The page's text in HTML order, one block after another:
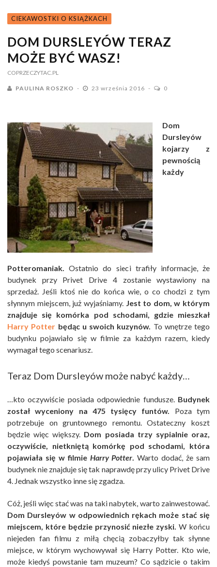
CIEKAWOSTKI O KSIĄŻKACH
DOM DURSLEYÓW TERAZ
MOŻE BYĆ WASZ!
COPRZECZYTAC.PL
PAULINA ROSZKO 23 września 2016 0
Dom
Dursleyów
kojarzy z
pewnością
każdy
Potteromaniak. Ostatnio do sieci trafiły informacje, że
budynek przy Privet Drive 4 zostanie wystawiony na
sprzedaż. Jeśli ktoś nie do końca wie, o co chodzi z tym
słynnym miejscem, już wyjaśniamy. Jest to dom, w którym
znajduje się komórka pod schodami, gdzie mieszkał
Harry Potter będąc u swoich kuzynów. To wnętrze tego
budynku pojawiało się w filmie za każdym razem, kiedy
wymagał tego scenariusz.
Teraz Dom Dursleyów może nabyć każdy…
…kto oczywiście posiada odpowiednie fundusze. Budynek
został wyceniony na 475 tysięcy funtów. Poza tym
potrzebuje on gruntownego remontu. Ostateczny koszt
będzie więc większy. Dom posiada trzy sypialnie oraz,
oczywiście, nietkniętą komórkę pod schodami, która
pojawiała się w filmie Harry Potter. Warto dodać, że sam
budynek nie znajduje się tak naprawdę przy ulicy Privet Drive
4. Jednak wszystko inne się zgadza.
Cóż, jeśli więc stać was na taki nabytek, warto zainwestować.
Dom Dursleyów w odpowiednich rękach może stać się
miejscem, które będzie przynosić niezłe zyski. W końcu
niejeden fan filmu z miłą chęcią zobaczyłby tak słynne
miejsce, w którym wychowywał się Harry Potter. Kto wie,
może kiedyś powstanie tam muzeum? Co sądzicie o takim